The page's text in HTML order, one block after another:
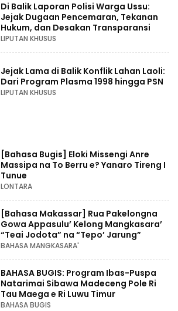
Di Balik Laporan Polisi Warga Ussu:
Jejak Dugaan Pencemaran, Tekanan
Hukum, dan Desakan Transparansi
LIPUTAN KHUSUS
Jejak Lama di Balik Konflik Lahan Laoli:
Dari Program Plasma 1998 hingga PSN
LIPUTAN KHUSUS
[Bahasa Bugis] ‎Eloki Missengi Anre
Massipa na To Berru e? Yanaro Tireng I
Tunue
LONTARA
[Bahasa Makassar] Rua Pakelongna
Gowa Appasulu’ Kelong Mangkasara’
“Teai Jodota” na “Tepo’ Jarung”
BAHASA MANGKASARA'
BAHASA BUGIS: Program Ibas-Puspa
Natarimai Sibawa Madeceng Pole Ri
Tau Maega e Ri Luwu Timur
BAHASA BUGIS